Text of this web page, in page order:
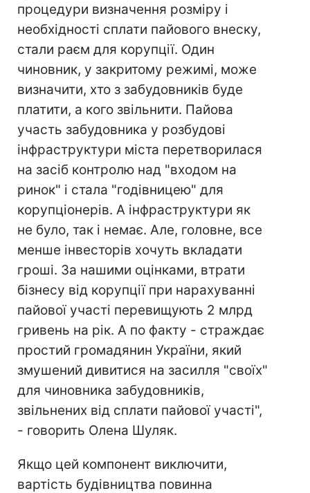
процедури визначення розміру і
необхідності сплати пайового внеску,
стали раєм для корупції. Один
чиновник, у закритому режимі, може
визначити, хто з забудовників буде
платити, а кого звільнити. Пайова
участь забудовника у розбудові
інфраструктури міста перетворилася
на засіб контролю над "входом на
ринок" і стала "годівницею" для
корупціонерів. А інфраструктури як
не було, так і немає. Але, головне, все
менше інвесторів хочуть вкладати
гроші. За нашими оцінками, втрати
бізнесу від корупції при нарахуванні
пайової участі перевищують 2 млрд
гривень на рік. А по факту - страждає
простий громадянин України, який
змушений дивитися на засилля "своїх"
для чиновника забудовників,
звільнених від сплати пайової участі",
- говорить Олена Шуляк.
Якщо цей компонент виключити,
вартість будівництва повинна